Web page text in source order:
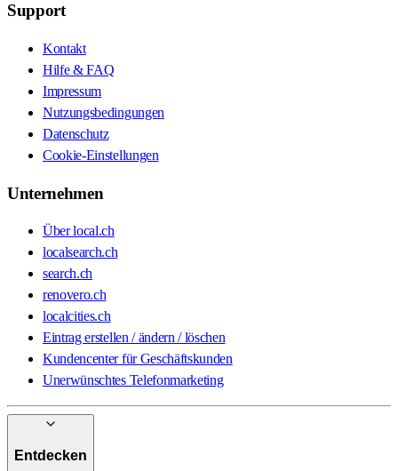
Support
Kontakt
Hilfe & FAQ
Impressum
Nutzungsbedingungen
Datenschutz
Cookie-Einstellungen
Unternehmen
Über local.ch
localsearch.ch
search.ch
renovero.ch
localcities.ch
Eintrag erstellen / ändern / löschen
Kundencenter für Geschäftskunden
Unerwünschtes Telefonmarketing
Entdecken